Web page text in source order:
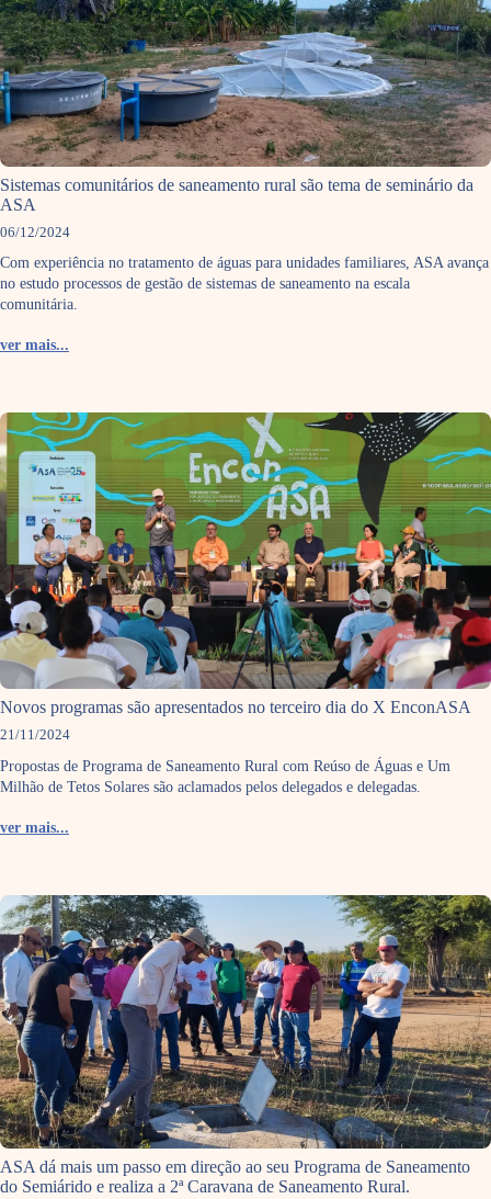
Sistemas comunitários de saneamento rural são tema de seminário da
ASA
06/12/2024
Com experiência no tratamento de águas para unidades familiares, ASA avança
no estudo processos de gestão de sistemas de saneamento na escala
comunitária.
ver mais...
Novos programas são apresentados no terceiro dia do X EnconASA
21/11/2024
Propostas de Programa de Saneamento Rural com Reúso de Águas e Um
Milhão de Tetos Solares são aclamados pelos delegados e delegadas.
ver mais...
ASA dá mais um passo em direção ao seu Programa de Saneamento
do Semiárido e realiza a 2ª Caravana de Saneamento Rural.